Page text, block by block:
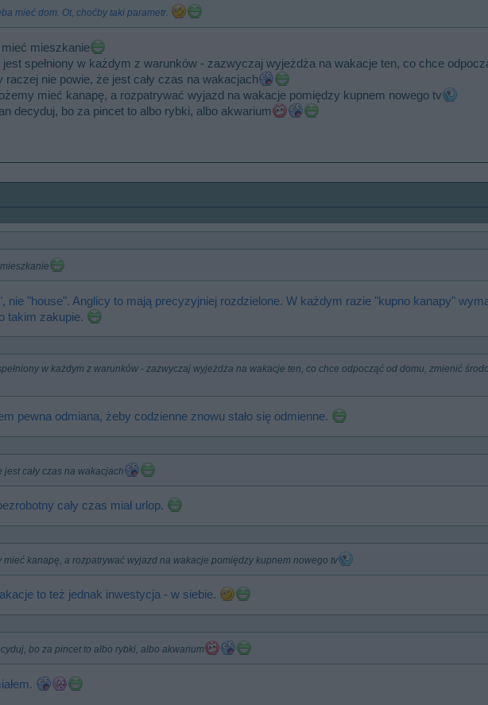
mieć dom. Ot, choćby taki parametr.
mieszkanie
jest spełniony w każdym z warunków - zazwyczaj wyjeżdża na wakacje ten, co chce
nie powie, że jest cały czas na wakacjach
mieć kanapę, a rozpatrywać wyjazd na wakacje pomiędzy kupnem nowego tv
decyduj, bo za pincet to albo rybki, albo akwarium
nie "house". Anglicy to mają precyzyjniej rozdzielone. W każdym razie "kupno kanapy"
takim zakupie.
w każdym z warunków - zazwyczaj wyjeżdża na wakacje ten, co chce odpocząć od domu, zmienić
pewna odmiana, żeby codzienne znowu stało się odmienne.
cały czas na wakacjach
cały czas miał urlop.
mieć kanapę, a rozpatrywać wyjazd na wakacje pomiędzy kupnem nowego tv
to też jednak inwestycja - w siebie.
bo za pincet to albo rybki, albo akwarium